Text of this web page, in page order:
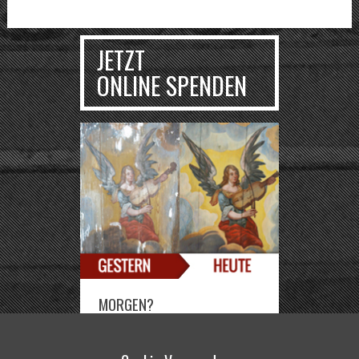
JETZT
ONLINE SPENDEN
MORGEN?
Sie können die Deutsch-